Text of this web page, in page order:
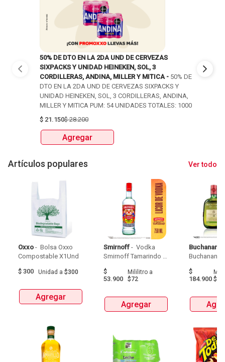
50% DE DTO EN LA 2DA UND DE CERVEZAS
SIXPACKS Y UNIDAD HEINEKEN, SOL, 3
CORDILLERAS, ANDINA, MILLER Y MITICA - 50% DE
DTO EN LA 2DA UND DE CERVEZAS SIXPACKS Y
UNIDAD HEINEKEN, SOL, 3 CORDILLERAS, ANDINA,
MILLER Y MITICA PUM: 54 UNIDADES TOTALES: 1000
$ 21.150$28.200
Agregar
Artículos populares Ver todo
Oxxo - Bolsa Oxxo
$ 300 Unidad a $300
Agregar
Smirnoff - Vodka
Smirnoff Tamarindo
$
53.900
Mililitroa
$72
Agregar
Buchanans
$
184.900